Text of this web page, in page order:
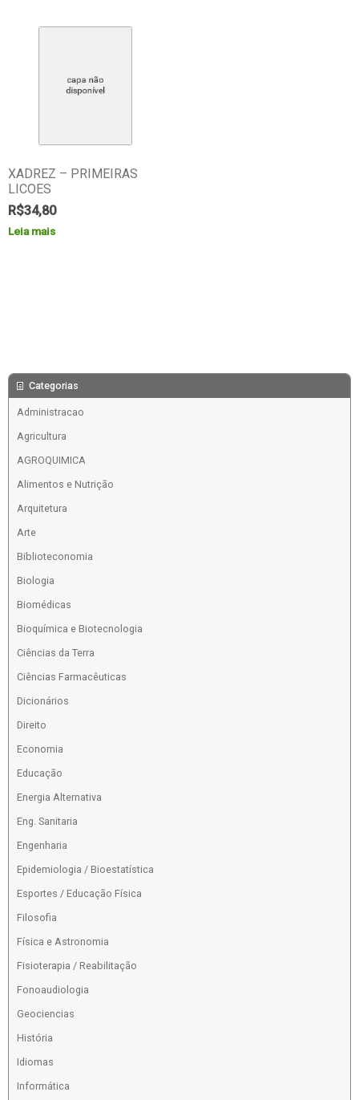
XADREZ – PRIMEIRAS
LICOES
R$34,80
Leia mais
Categorias
Administracao
Agricultura
AGROQUIMICA
Alimentos e Nutrição
Arquitetura
Arte
Biblioteconomia
Biologia
Biomédicas
Bioquímica e Biotecnologia
Ciências da Terra
Ciências Farmacêuticas
Dicionários
Direito
Economia
Educação
Energia Alternativa
Eng. Sanitaria
Engenharia
Epidemiologia / Bioestatística
Esportes / Educação Física
Filosofia
Física e Astronomia
Fisioterapia / Reabilitação
Fonoaudiologia
Geociencias
História
Idiomas
Informática